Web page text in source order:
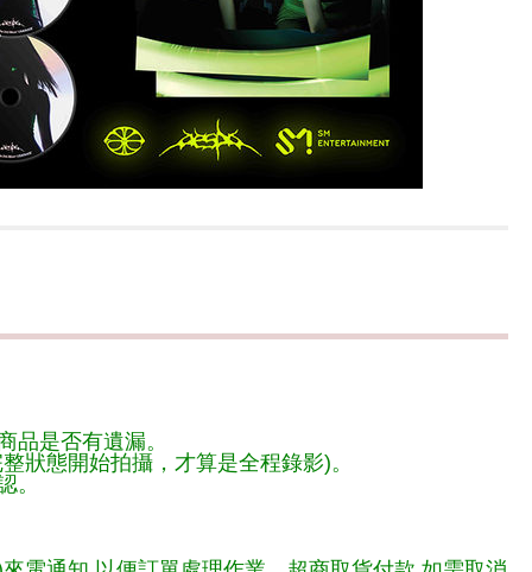
品是否有遺漏。
狀態開始拍攝，才算是全程錄影)。
。